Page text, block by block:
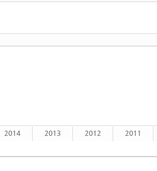
2014 2013 2012 2011